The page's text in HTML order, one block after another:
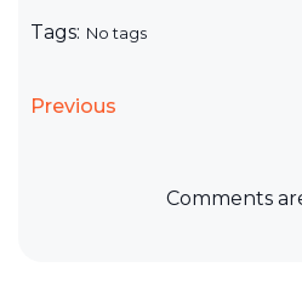
Tags: No tags
Previous
Comments